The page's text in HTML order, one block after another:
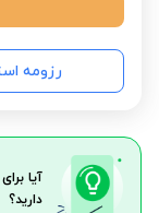
رزومه
آیا
دارید؟